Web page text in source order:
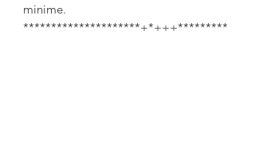
minime.
*********************+*+++*********